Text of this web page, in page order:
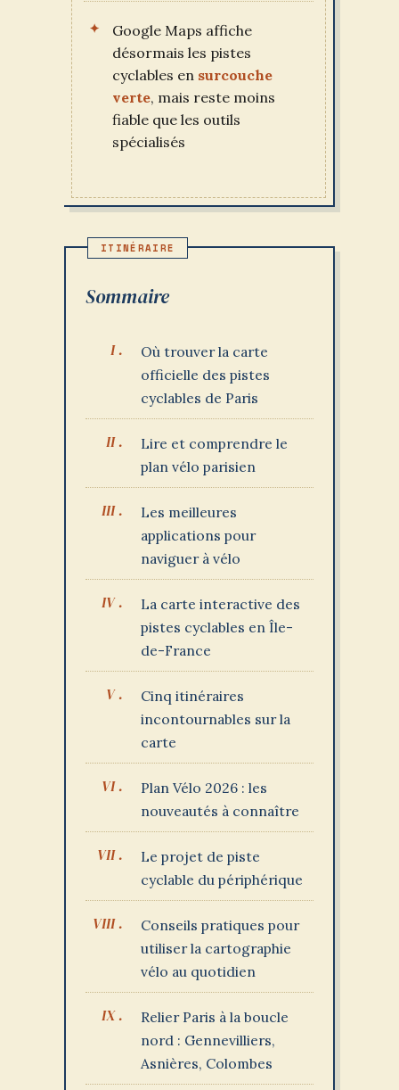
Google Maps affiche
désormais les pistes
cyclables en surcouche
verte, mais reste moins
fiable que les outils
spécialisés
Sommaire
Où trouver la carte
officielle des pistes
cyclables de Paris
Lire et comprendre le
plan vélo parisien
Les meilleures
applications pour
naviguer à vélo
La carte interactive des
pistes cyclables en Île-
de-France
Cinq itinéraires
incontournables sur la
carte
Plan Vélo 2026 : les
nouveautés à connaître
Le projet de piste
cyclable du périphérique
Conseils pratiques pour
utiliser la cartographie
vélo au quotidien
Relier Paris à la boucle
nord : Gennevilliers,
Asnières, Colombes